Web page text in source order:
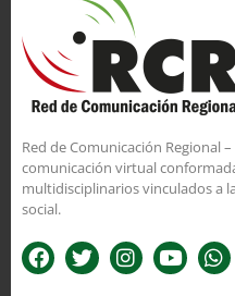
Red de Comunicación Regional
comunicación virtual
multidisciplinarios vinculados a
social.